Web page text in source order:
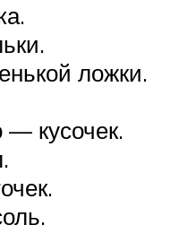
ложки.
кусочек.